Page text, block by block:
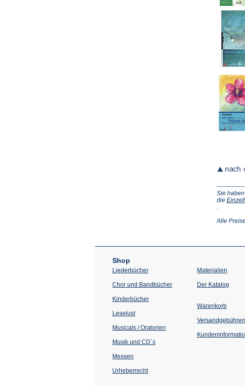
Sie
die
einem
.
Alle
Shop
Liederbücher
Chor und Bandbücher
Kinderbücher
Leselust
Musicals / Oratorien
Musik und CD´s
Messen
Urheberrecht
Materialien
Der Katalog
Warenkorb
Versandgebühren